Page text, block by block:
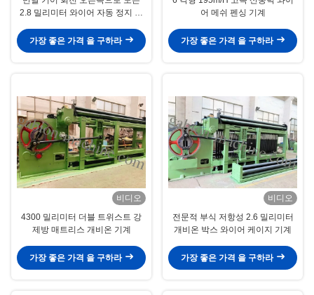
2.8 밀리미터 와이어 자동 정지 개
가장 좋은 가격 을 구하라
어 메쉬 펜싱 기계
가장 좋은 가격 을 구하라
비디오
4300 밀리미터 더블 트위스트 강
제방 매트리스 개비온 기계
가장 좋은 가격 을 구하라
비디오
전문적 부식 저항성 2.6 밀리미터
개비온 박스 와이어 케이지 기계
가장 좋은 가격 을 구하라